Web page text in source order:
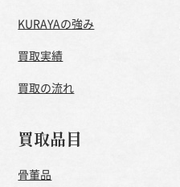
KURAYAの強み
買取実績
買取の流れ
買取品目
骨董品